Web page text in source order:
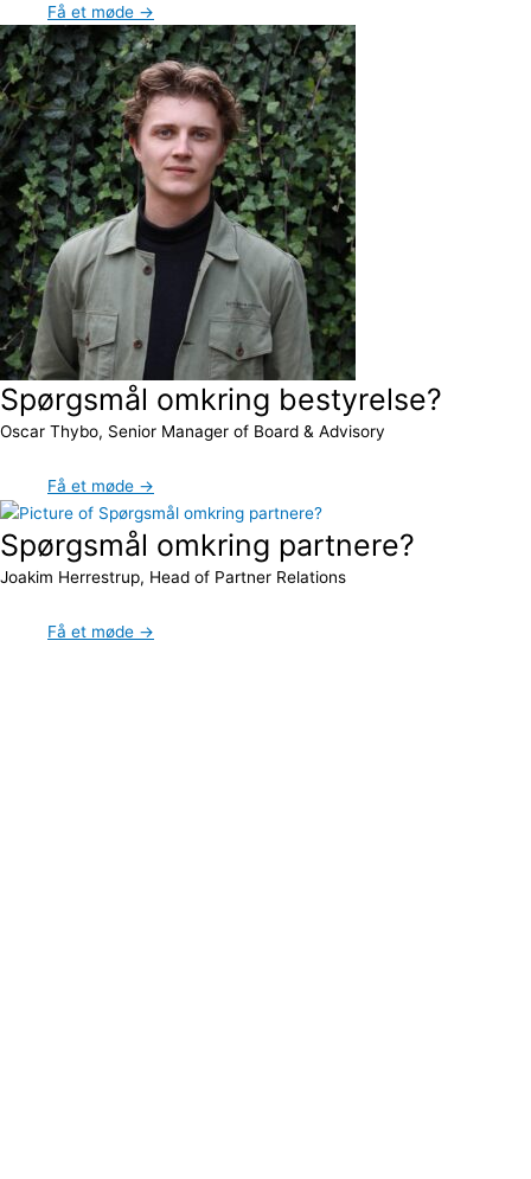
Få et møde →
Spørgsmål omkring bestyrelse?
Oscar Thybo, Senior Manager of Board & Advisory
Få et møde →
Spørgsmål omkring partnere?
Joakim Herrestrup, Head of Partner Relations
Få et møde →